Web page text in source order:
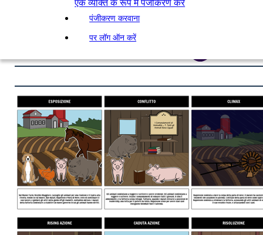
एक व्यक्ति के रूप में पंजीकरण करें
पंजीकरण करवाना
पर लॉग ऑन करें